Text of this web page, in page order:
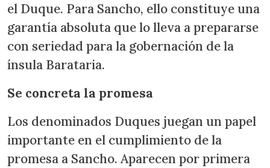
el Duque. Para Sancho, ello constituye una
garantía absoluta que lo lleva a prepararse
con seriedad para la gobernación de la
ínsula Barataria.
Se concreta la promesa
Los denominados Duques juegan un papel
importante en el cumplimiento de la
promesa a Sancho. Aparecen por primera